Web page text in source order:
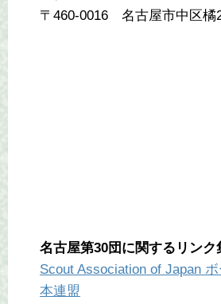
〒460-0016 名古屋市中区橘
名古屋第30団に関するリンク
Scout Association of Japan
本連盟